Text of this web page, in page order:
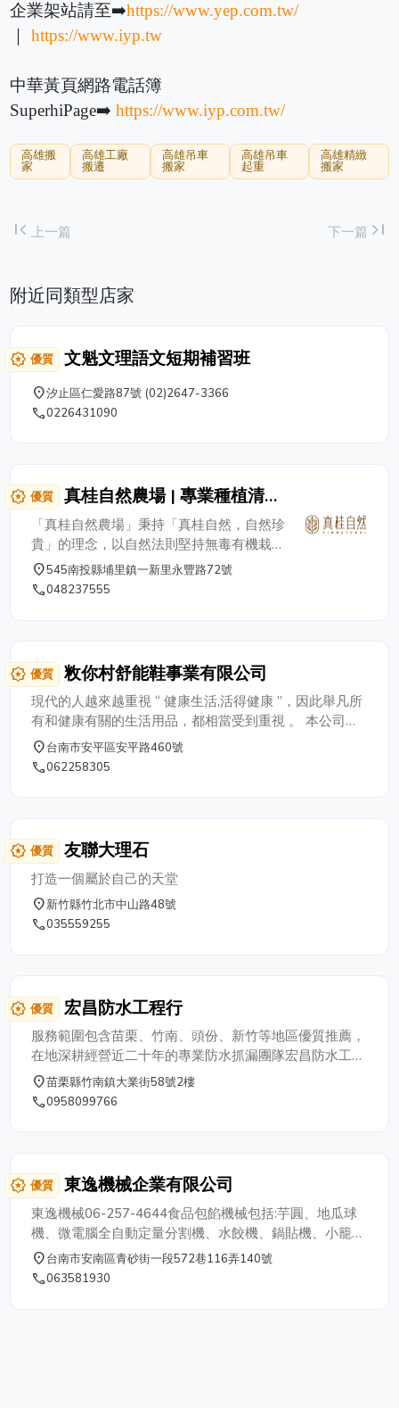
企業架站請至➡️https://www.yep.com.tw/
｜https://www.iyp.tw
中華黃頁網路電話簿
SuperhiPage➡️https://www.iyp.com.tw/
高雄搬
家
高雄工廠
搬遷
高雄吊車
搬家
高雄吊車
起重
高雄精緻
搬家
first_page 上一篇 下一篇 last_page
附近同類型店家
award_star 優質 文魁文理語文短期補習班
place汐止區仁愛路87號 (02)2647-3366
phone0226431090
award_star 優質
真桂自然農場 | 專業種植清華
桂 | 埔里有機肉桂農場
「真桂自然農場」秉持「真桂自然，自然珍
貴」的理念，以自然法則堅持無毒有機栽
種，表達友善土地的心，持續發展有機農
業，深刻體會自然取之不易，更顯得珍貴。
森林。 電話：04-8237555 行動：0921-
377135 張先生 官網：
https://www.cinnatural.tw FB：
https://www.facebook.com/CINNATURAL
農場：南投縣埔里鎮永豐路72號 門市：彰
化縣田尾鄉民生路一段259號
place545南投縣埔里鎮一新里永豐路72號
phone048237555
award_star 優質 敉你村舒能鞋事業有限公司
現代的人越來越重視 “ 健康生活,活得健康 ”，因此舉凡所
有和健康有關的生活用品，都相當受到重視 。 本公司自
24年前即開始推動“ 健康生活 ”的觀念，特別自日本精選
引進“ 健康休閒舒能鞋 ”。 從嬰幼兒的學步鞋 ( 降低扁平
型均採用最輕量化的設計，穿著沒有負擔。 自民國95年
起,本公司更積極推廣具有各種特殊功能的“ 健康舒能鞋
”，不僅可以改善扁平足及拇趾外翻帶來的不適，甚且可
以減緩腰痠背痛等等，任何因為穿了不正確鞋子而引起的
足部毛病。 本公司一貫秉持 專業的知識領域，幫助您找
place台南市安平區安平路460號
phone062258305
award_star 優質 友聯大理石
打造一個屬於自己的天堂
place新竹縣竹北市中山路48號
phone035559255
award_star 優質 宏昌防水工程行
服務範圍包含苗栗、竹南、頭份、新竹等地區優質推薦，
在地深耕經營近二十年的專業防水抓漏團隊宏昌防水工程
行，專業的工程團隊專營防水抓漏工程，我們的營業項目
有:浴室、屋頂、窗戶等各種漏水問題，壁癌處理可完全根
防水工程規劃設計。 服務區域：苗栗縣市全區、新竹縣
市全區
place苗栗縣竹南鎮大業街58號2樓
phone0958099766
award_star 優質 東逸機械企業有限公司
東逸機械06-257-4644食品包餡機械包括:芋圓、地瓜球
機、微電腦全自動定量分割機、水餃機、鍋貼機、小籠湯
包成型機、燒賣機、包子、饅頭、壓餅機、全自動包餡成
型機
place台南市安南區青砂街一段572巷116弄140號
phone063581930